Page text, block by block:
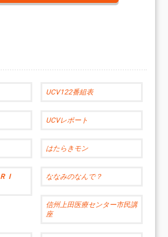
UCV122番組表
UCVレポート
はたらきモン
Ｉ
ななみのなんで？
信州上田医療センター市民講
座